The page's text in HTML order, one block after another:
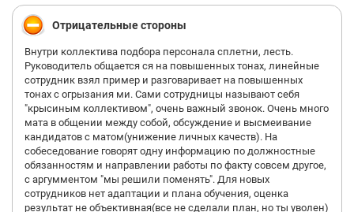
Отрицательные стороны
Внутри коллектива подбора персонала сплетни, лесть.
Руководитель общается ся на повышенных тонах, линейные
сотрудник взял пример и разговаривает на повышенных
тонах с огрызания ми. Сами сотрудницы называют себя
"крысиным коллективом", очень важный звонок. Очень много
мата в общении между собой, обсуждение и высмеивание
кандидатов с матом(унижение личных качеств). На
собеседование говорят одну информацию по должностные
обязанностям и направлении работы по факту совсем другое,
с аргумментом "мы решили поменять". Для новых
сотрудников нет адаптации и плана обучения, оценка
результат не объективная(все не сделали план, но ты уволен)